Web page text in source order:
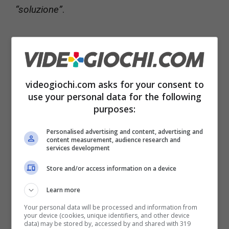
“soluzione”.
Leggi anche ->Nuovo videogioco di South
Park in sviluppo, le anticipazioni
It's time to bring next gen gaming
@PlayStation5 and@XboxSeries
X!
With your help these epic builds
could become real LEGO Sets.
videogiochi.com asks for your consent to
use your personal data for the following
purposes:
Personalised advertising and content, advertising and
content measurement, audience research and
services development
Store and/or access information on a device
Learn more
Your personal data will be processed and information from
your device (cookies, unique identifiers, and other device
data) may be stored by, accessed by and shared with 319